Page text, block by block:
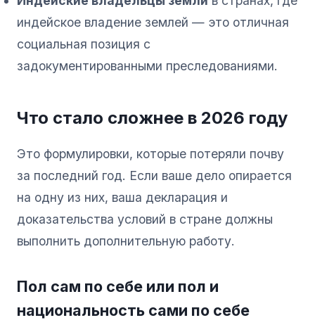
индейское владение землей — это отличная
социальная позиция с
задокументированными преследованиями.
Что стало сложнее в 2026 году
Это формулировки, которые потеряли почву
за последний год. Если ваше дело опирается
на одну из них, ваша декларация и
доказательства условий в стране должны
выполнить дополнительную работу.
Пол сам по себе или пол и
национальность сами по себе